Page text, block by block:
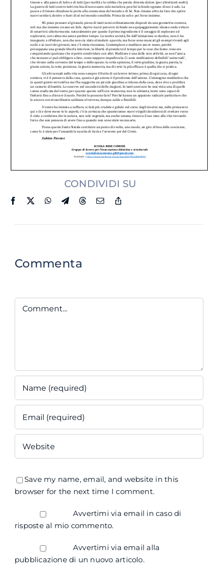
CONDIVIDI SU
Commenta
Comment
Save my name, email, and website in this
browser for the next time I comment.
Avvertimi via email in caso di
risposte al mio commento.
Avvertimi via email alla
pubblicazione di un nuovo articolo.